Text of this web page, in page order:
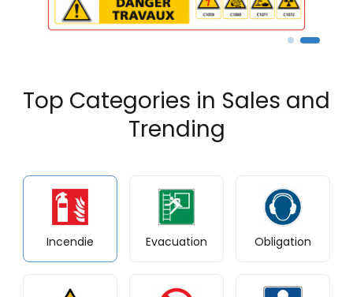
Top Categories in Sales and
Trending
Incendie Evacuation Obligation